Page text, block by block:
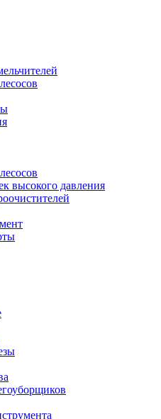
высокого давления